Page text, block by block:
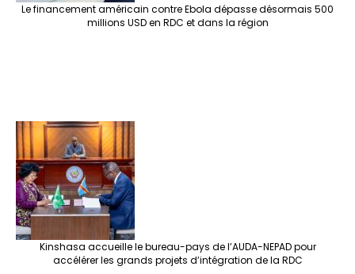
Le financement américain contre Ebola dépasse désormais 500
millions USD en RDC et dans la région
Kinshasa accueille le bureau-pays de l’AUDA-NEPAD pour
accélérer les grands projets d’intégration de la RDC